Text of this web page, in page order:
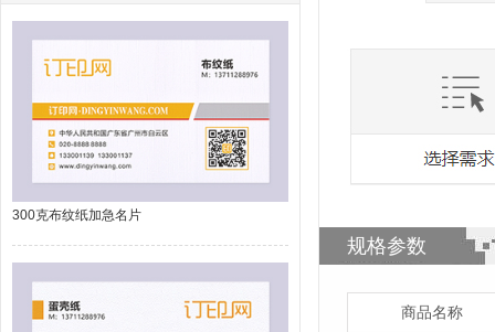
300克布纹纸加急名片
规格参数
商品名称